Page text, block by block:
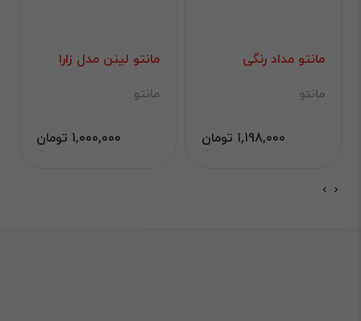
مانتو مداد رنگی
مانتو
1,198,000 تومان
مانتو لینن مدل زارا
مانتو
1,000,000 تومان